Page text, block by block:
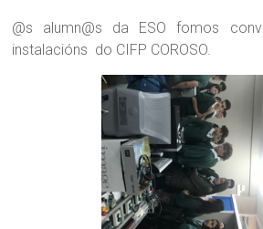
@s alumn@s da ESO fomos
instalacións do CIFP COROSO.